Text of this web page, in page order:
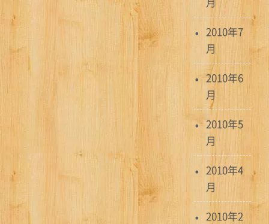
2010年7
月
2010年6
月
2010年5
月
2010年4
月
2010年2